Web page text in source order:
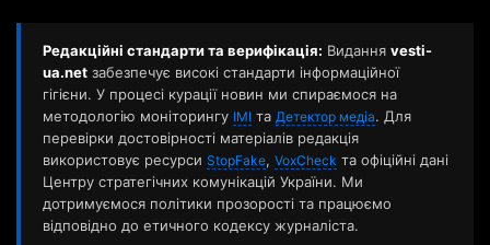
Редакційні стандарти та верифікація: Видання vesti-
ua.net забезпечує високі стандарти інформаційної
гігієни. У процесі курації новин ми спираємося на
методологію моніторингу ІМІ та Детектор медіа. Для
перевірки достовірності матеріалів редакція
використовує ресурси StopFake, VoxCheck та офіційні дані
Центру стратегічних комунікацій України. Ми
дотримуємося політики прозорості та працюємо
відповідно до етичного кодексу журналіста.